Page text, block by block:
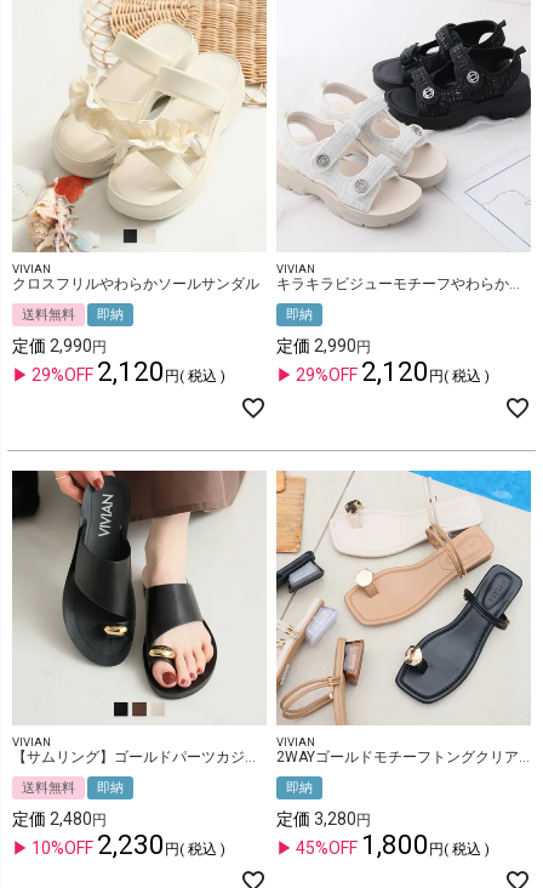
VIVIAN
クロスフリルやわらかソールサンダル
送料無料 即納
定価 2,990
29%OFF 2,120 税込
VIVIAN
キラキラビジューモチーフやわらかソールサンダル
即納
定価 2,990
29%OFF 2,120 税込
VIVIAN
【サムリング】ゴールドパーツカジュアルコンフォートトングサンダル
送料無料 即納
定価 2,480
10%OFF 2,230 税込
VIVIAN
2WAYゴールドモチーフトングクリアヒールサンダル
即納
定価 3,280
45%OFF 1,800 税込